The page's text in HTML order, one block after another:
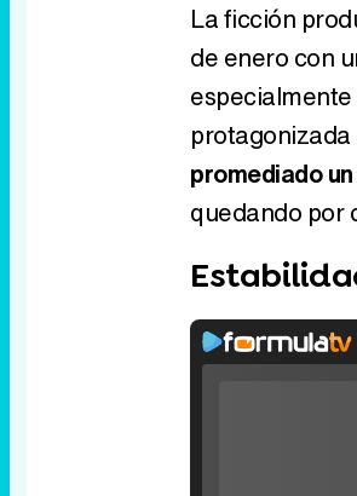
La ficción
de enero con
promediado
quedando por